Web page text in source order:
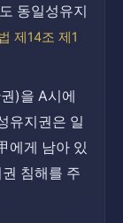
동일성유지
제14조 제1
)을 A시에
유지권은 일
에게 남아 있
침해를 주